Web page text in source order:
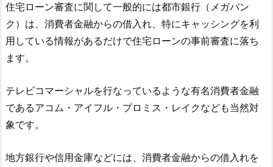
住宅ローン審査に関して一般的には都市銀行（メガバン
ク）は、消費者金融からの借入れ、特にキャッシングを利
用している情報があるだけで住宅ローンの事前審査に落ち
ます。
テレビコマーシャルを行なっているような有名消費者金融
であるアコム・アイフル・プロミス・レイクなども当然対
象です。
地方銀行や信用金庫などには、消費者金融からの借入れを